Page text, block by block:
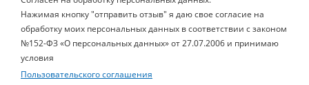
Нажимая кнопку "отправить отзыв" я даю свое согласие на
обработку моих персональных данных в соответствии с законом
№152-ФЗ «О персональных данных» от 27.07.2006 и принимаю
условия
Пользовательского соглашения